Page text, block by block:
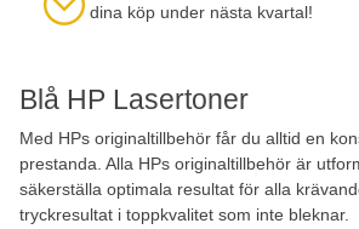
Blå HP Lasertoner
Med HPs originaltillbehör får du alltid en
prestanda. Alla HPs originaltillbehör är
säkerställa optimala resultat för alla
tryckresultat i toppkvalitet som inte bleknar.
dina köp under nästa kvartal!